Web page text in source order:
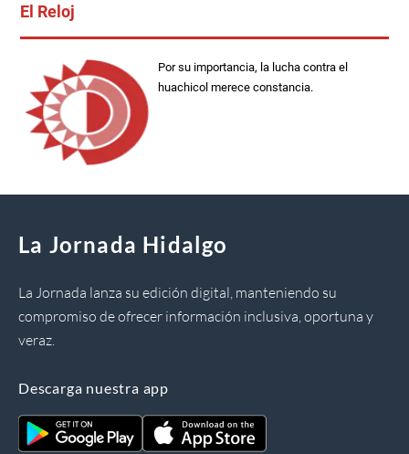
El Reloj
Por su importancia, la lucha contra el
huachicol merece constancia.
La Jornada Hidalgo
La Jornada lanza su edición digital, manteniendo su
compromiso de ofrecer información inclusiva, oportuna y
veraz.
Descarga nuestra app